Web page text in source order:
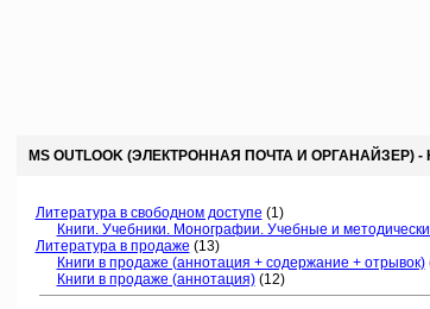
MS OUTLOOK (ЭЛЕКТРОННАЯ ПОЧТА И ОРГАНАЙЗЕР)
Литература в свободном доступе (1)
Книги. Учебники. Монографии. Учебные и
Литература в продаже (13)
Книги в продаже (аннотация + содержание + отрывок)
Книги в продаже (аннотация)(12)